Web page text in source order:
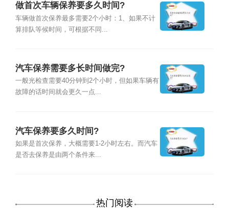
做首次车辆保养要多久时间?
车辆做首次保养最多需要2个小时：1、如果不计
算排队等候时间，可根据不同...
汽车保养需要多长时间做完?
一般光检查需要40分钟到2个小时，但如果车辆有
故障的话时间就会更久一点...
汽车保养要多久时间?
如果是首次保养，大概需要1-2小时左右。而汽车
是否去保养是由两个条件来...
热门阅读